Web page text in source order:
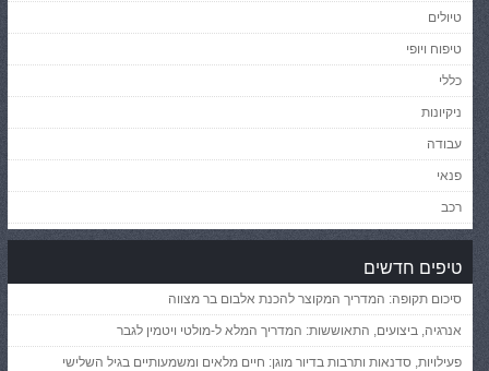
טיולים
טיפוח ויופי
כללי
ניקיונות
עבודה
פנאי
רכב
טיפים חדשים
סיכום תקופה: המדריך המקוצר להכנת אלבום בר מצווה
אנרגיה, ביצועים, התאוששות: המדריך המלא ל-מולטי ויטמין לגבר
פעילויות, סדנאות ותרבות בדיור מוגן: חיים מלאים ומשמעותיים בגיל השלישי